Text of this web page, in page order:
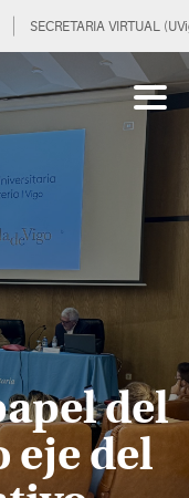
SECRETARIA VIRTUAL
del
eje del